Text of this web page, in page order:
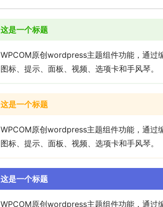
这是一个标题
WPCOM原创wordpress主题组件功能，通过
图标、提示、面板、视频、选项卡和手风琴。
这是一个标题
WPCOM原创wordpress主题组件功能，通过
图标、提示、面板、视频、选项卡和手风琴。
这是一个标题
WPCOM原创wordpress主题组件功能，通过